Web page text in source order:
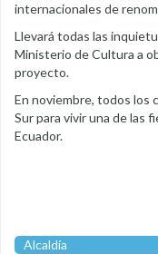
internacionales de
Llevará todas las
Ministerio de Cultura a
proyecto.
En noviembre, todos los
Sur para vivir una de las
Ecuador.
Alcaldía